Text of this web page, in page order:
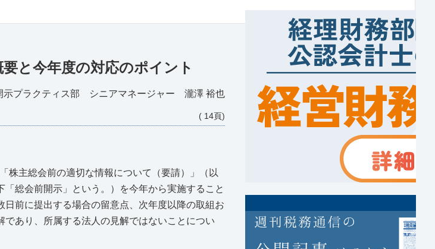
と今年度の対応のポイント
プラクティス部 シニアマネージャー 瀧澤 裕也
( 14頁)
株主総会前の適切な情報について（要請）」（以
総会前開示」という。）を今年から実施すること
前に提出する場合の留意点、次年度以降の取組お
あり、所属する法人の見解ではないことについ